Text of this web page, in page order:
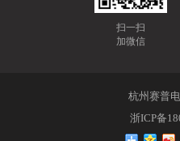
扫一扫
加微信
杭州赛普
浙ICP备